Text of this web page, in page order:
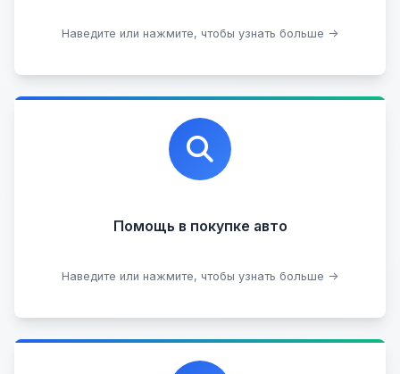
Наведите или нажмите, чтобы узнать больше →
Оставить на комиссии
Помощь в покупке авто
Наведите или нажмите, чтобы узнать больше →
Профессиональная помощь в выборе автомобиля
на любых торговых площадках с проверкой
юридической чистоты.
Подобрать авто
Каталог проверенных автомобилей в отличном